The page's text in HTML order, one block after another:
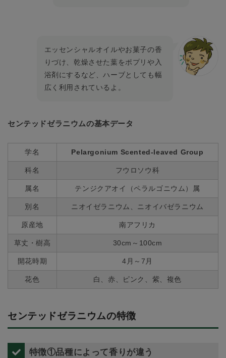
エッセンシャルオイルやお菓子の香
りづけ、乾燥させた葉をポプリや入
浴剤にするなど、ハーブとしても幅
広く利用されているよ。
センテッドゼラニウムの基本データ
学名 Pelargonium Scented-leaved Group
科名 フウロソウ科
属名 テンジクアオイ（ペラルゴニウム）属
別名 ニオイゼラニウム、ニオイバゼラニウム
原産地 南アフリカ
草丈・樹高 30cm～100cm
開花時期 4月～7月
花色 白、赤、ピンク、紫、複色
センテッドゼラニウムの特徴
特徴①品種によって香りが違う